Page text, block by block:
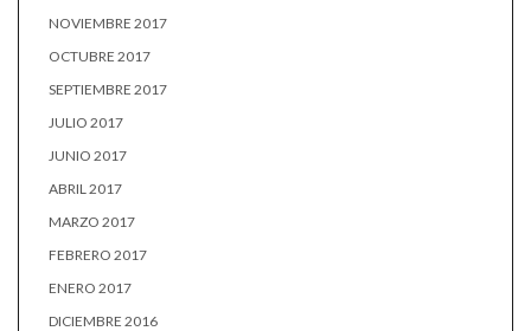
NOVIEMBRE 2017
OCTUBRE 2017
SEPTIEMBRE 2017
JULIO 2017
JUNIO 2017
ABRIL 2017
MARZO 2017
FEBRERO 2017
ENERO 2017
DICIEMBRE 2016